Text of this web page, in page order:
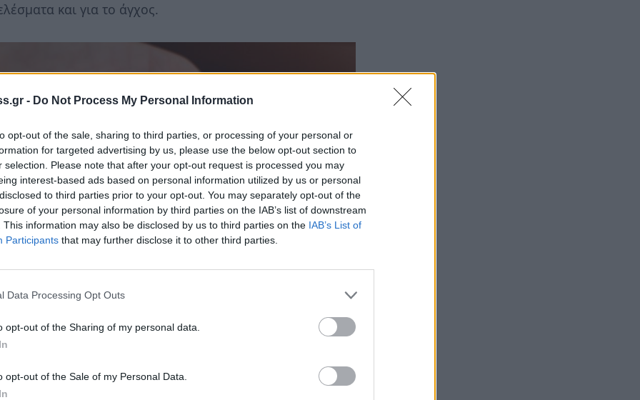
- Do Not Process My Personal Information
opt-out of the sale, sharing to third parties, or processing of your personal or
for targeted advertising by us, please use the below opt-out section to
selection. Please note that after your opt-out request is processed you may
interest-based ads based on personal information utilized by us or personal
to third parties prior to your opt-out. You may separately opt-out of the
of your personal information by third parties on the IAB’s list of downstream
This information may also be disclosed by us to third parties on the IAB’s List of
Participants that may further disclose it to other third parties.
Data Processing Opt Outs
opt-out of the Sharing of my personal data.
opt-out of the Sale of my Personal Data.
και για το άγχος.